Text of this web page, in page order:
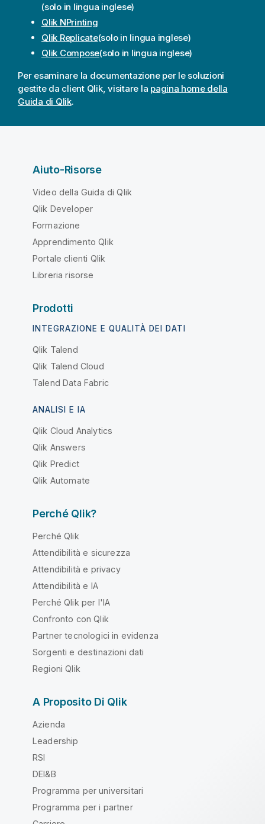
(solo in lingua inglese)
Qlik NPrinting
Qlik Replicate(solo in lingua inglese)
Qlik Compose(solo in lingua inglese)
Per esaminare la documentazione per le soluzioni
gestite da client Qlik, visitare la pagina home della
Guida di Qlik.
Aiuto-Risorse
Video della Guida di Qlik
Qlik Developer
Formazione
Apprendimento Qlik
Portale clienti Qlik
Libreria risorse
Prodotti
INTEGRAZIONE E QUALITÀ DEI DATI
Qlik Talend
Qlik Talend Cloud
Talend Data Fabric
ANALISI E IA
Qlik Cloud Analytics
Qlik Answers
Qlik Predict
Qlik Automate
Perché Qlik?
Perché Qlik
Attendibilità e sicurezza
Attendibilità e privacy
Attendibilità e IA
Perché Qlik per l'IA
Confronto con Qlik
Partner tecnologici in evidenza
Sorgenti e destinazioni dati
Regioni Qlik
A Proposito Di Qlik
Azienda
Leadership
RSI
DEI&B
Programma per universitari
Programma per i partner